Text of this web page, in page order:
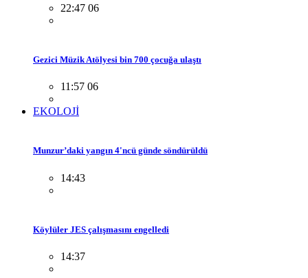
22:47 06
Gezici Müzik Atölyesi bin 700 çocuğa ulaştı
11:57 06
EKOLOJİ
Munzur’daki yangın 4'ncü günde söndürüldü
14:43
Köylüler JES çalışmasını engelledi
14:37